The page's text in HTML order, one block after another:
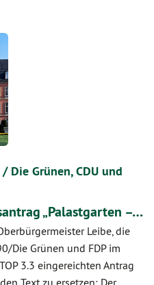
Die Grünen, CDU und
„Palastgarten –…
Leibe, die
Die Grünen und FDP im
3.3 eingereichten Antrag
Text zu ersetzen: Der